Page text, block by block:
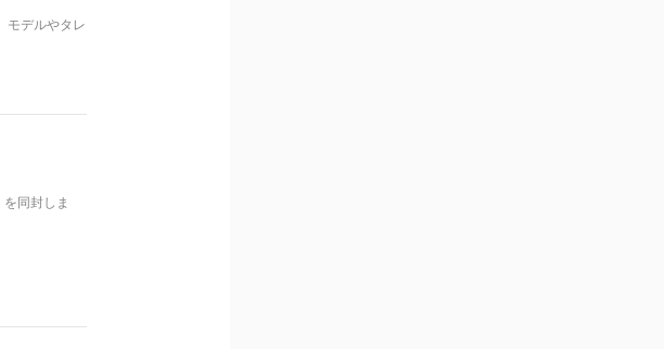
モデルやタレ
同封しま